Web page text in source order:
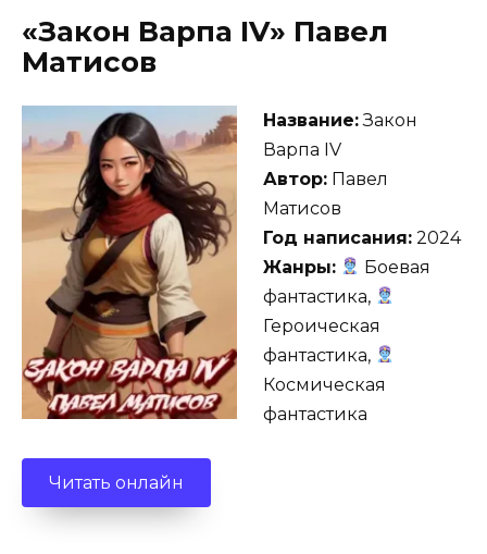
«Закон Варпа IV» Павел
Матисов
Название:Закон
Варпа IV
Автор: Павел
Матисов
Год написания: 2024
Жанры:
Боевая
фантастика,
Героическая
фантастика,
Космическая
фантастика
Читать онлайн